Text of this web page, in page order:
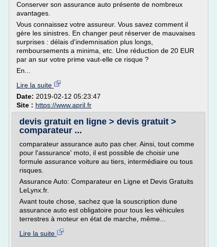
Conserver son assurance auto présente de nombreux
avantages.
Vous connaissez votre assureur. Vous savez comment il
gère les sinistres. En changer peut réserver de mauvaises
surprises : délais d'indemnisation plus longs,
remboursements a minima, etc. Une réduction de 20 EUR
par an sur votre prime vaut-elle ce risque ?
En...
Lire la suite
Date: 2019-02-12 05:23:47
Site : https://www.april.fr
devis gratuit en ligne > devis gratuit >
comparateur ...
comparateur assurance auto pas cher. Ainsi, tout comme
pour l'assurance' moto, il est possible de choisir une
formule assurance voiture au tiers, intermédiaire ou tous
risques.
Assurance Auto: Comparateur en Ligne et Devis Gratuits
LeLynx.fr.
Avant toute chose, sachez que la souscription dune
assurance auto est obligatoire pour tous les véhicules
terrestres à moteur en état de marche, même...
Lire la suite